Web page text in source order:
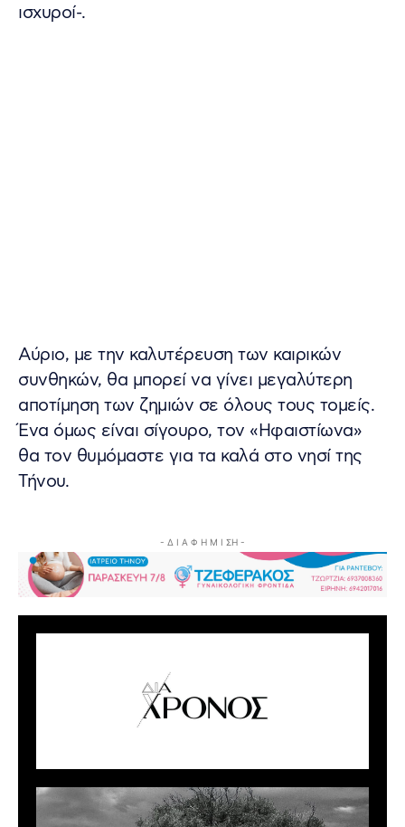
ισχυροί-.
Αύριο, με την καλυτέρευση των καιρικών
συνθηκών, θα μπορεί να γίνει μεγαλύτερη
αποτίμηση των ζημιών σε όλους τους τομείς.
Ένα όμως είναι σίγουρο, τον «Ηφαιστίωνα»
θα τον θυμόμαστε για τα καλά στο νησί της
Τήνου.
- Δ Ι Α Φ Η Μ Ι ΣΗ -